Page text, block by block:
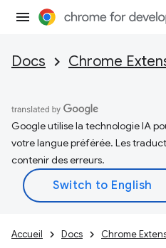
Docs Chrome
Google utilise la technologie IA
votre langue préférée. Les
contenir des erreurs.
Accueil Docs Chrome